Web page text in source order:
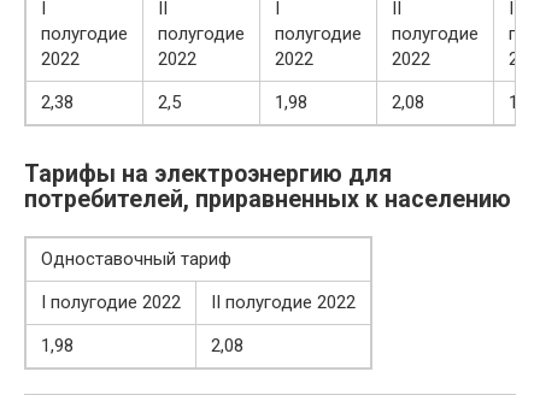
I
полугодие
2022
II
полугодие
2022
I
полугодие
2022
II
полугодие
2022
I
2,38
2,5 1,98 2,08 1,58
Тарифы на электроэнергию для
потребителей, приравненных к населению
Одноставочный тариф
I полугодие 2022
II полугодие 2022
1,98
2,08